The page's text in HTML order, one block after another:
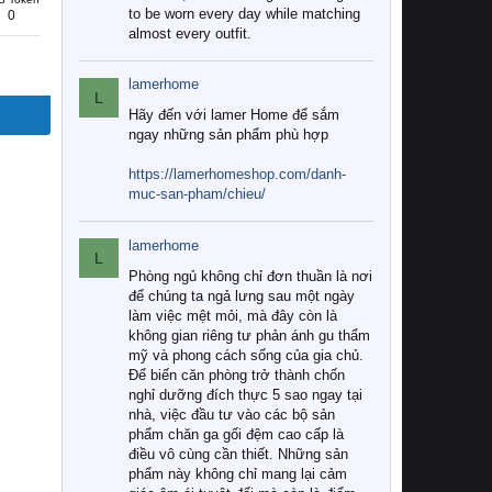
0
to be worn every day while matching
almost every outfit.
L
lamerhome
Hãy đến với lamer Home để sắm
ngay những sản phẩm phù hợp
https://lamerhomeshop.com/danh-
muc-san-pham/chieu/
L
lamerhome
Phòng ngủ không chỉ đơn thuần là nơi
để chúng ta ngả lưng sau một ngày
làm việc mệt mỏi, mà đây còn là
không gian riêng tư phản ánh gu thẩm
mỹ và phong cách sống của gia chủ.
Để biến căn phòng trở thành chốn
nghỉ dưỡng đích thực 5 sao ngay tại
nhà, việc đầu tư vào các bộ sản
phẩm chăn ga gối đệm cao cấp là
điều vô cùng cần thiết. Những sản
phẩm này không chỉ mang lại cảm